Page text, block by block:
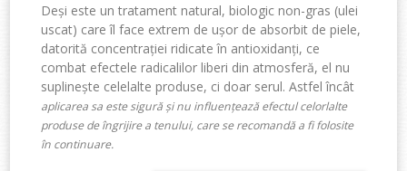
Deși este un tratament natural, biologic non-gras (ulei
uscat) care îl face extrem de ușor de absorbit de piele,
datorită concentrației ridicate în antioxidanți, ce
combat efectele radicalilor liberi din atmosferă, el nu
suplinește celelalte produse, ci doar serul. Astfel încât
aplicarea sa este sigură și nu influențează efectul celorlalte
produse de îngrijire a tenului, care se recomandă a fi folosite
în continuare.